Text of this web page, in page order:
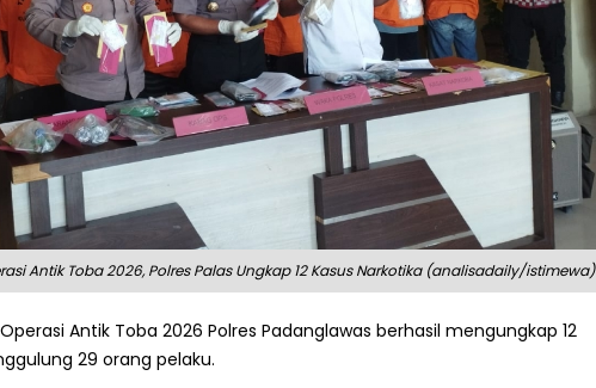
Antik Toba 2026, Polres Palas Ungkap 12 Kasus Narkotika (analisadaily/istimewa)
Operasi Antik Toba 2026 Polres Padanglawas berhasil mengungkap 12
29 orang pelaku.